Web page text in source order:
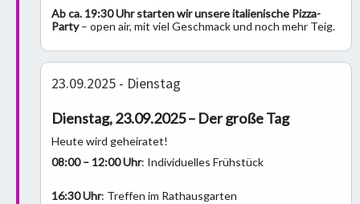
Ab ca. 19:30 Uhr starten wir unsere italienische Pizza-
Party– open air, mit viel Geschmack und noch mehr Teig.
23.09.2025 - Dienstag
Dienstag, 23.09.2025 – Der große Tag
Heute wird geheiratet!
08:00 – 12:00 Uhr: Individuelles Frühstück
16:30 Uhr: Treffen im Rathausgarten